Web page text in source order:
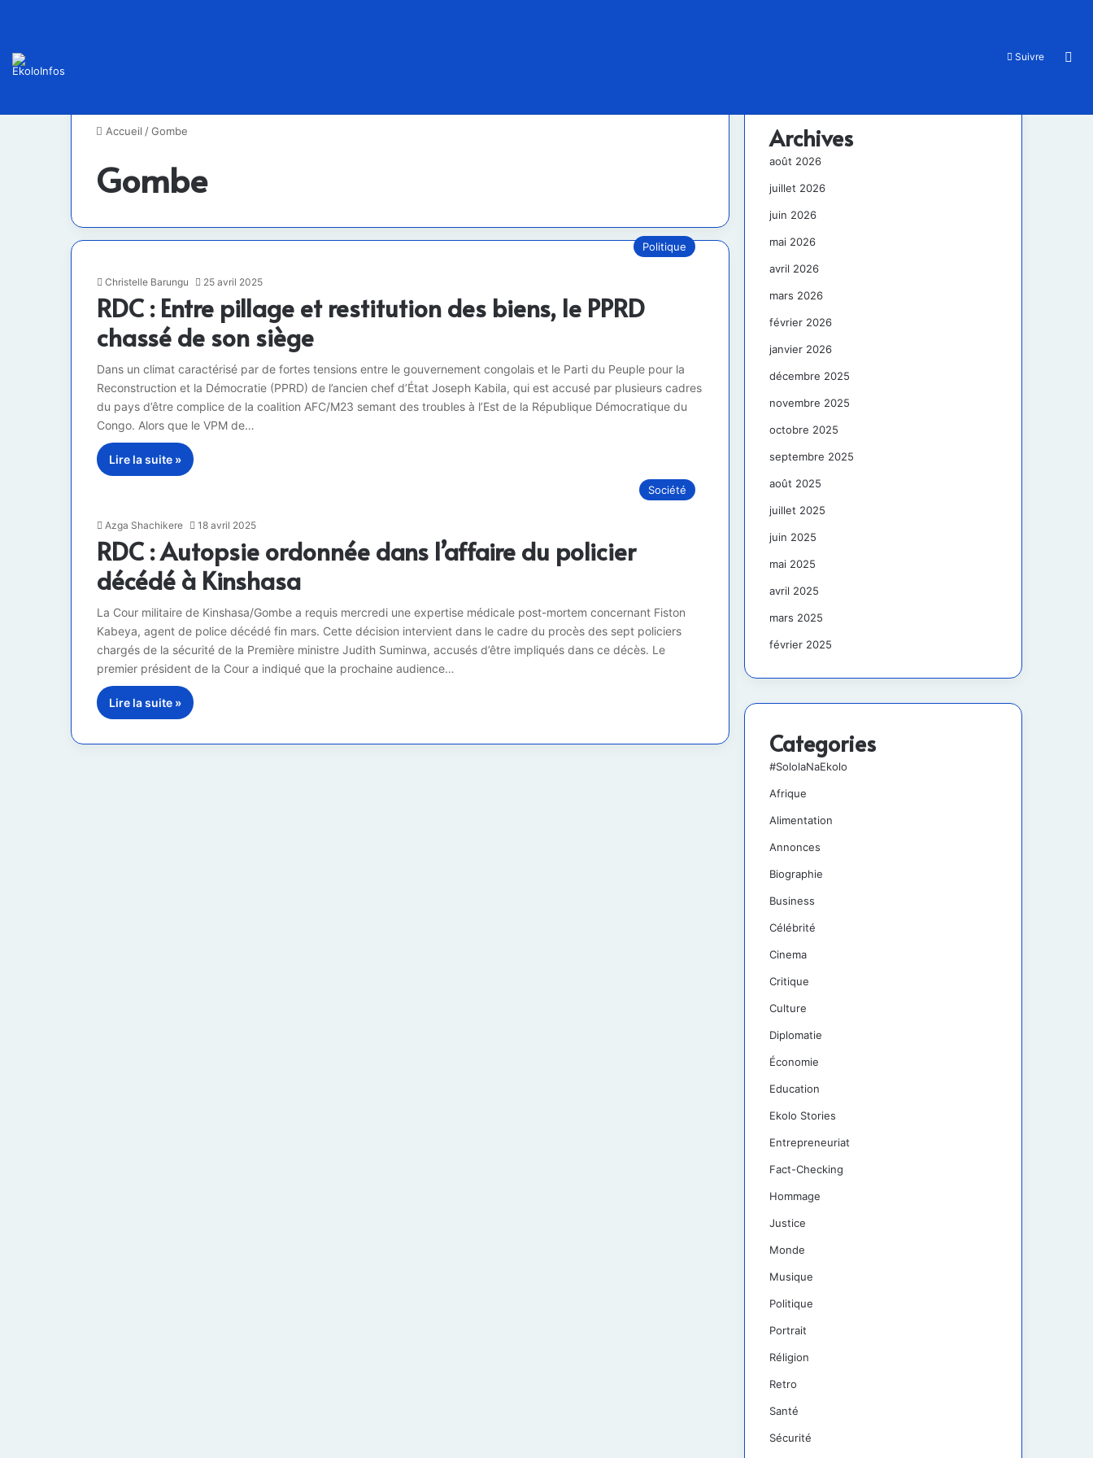
Suivre
Accueil /Gombe
Gombe
Politique
Christelle Barungu 25 avril 2025
RDC : Entre pillage et restitution des biens, le PPRD
chassé de son siège
Dans un climat caractérisé par de fortes tensions entre le gouvernement congolais et le Parti du Peuple pour la
Reconstruction et la Démocratie (PPRD) de l’ancien chef d’État Joseph Kabila, qui est accusé par plusieurs cadres
du pays d’être complice de la coalition AFC/M23 semant des troubles à l’Est de la République Démocratique du
Congo. Alors que le VPM de…
Lire la suite »
Société
Azga Shachikere 18 avril 2025
RDC : Autopsie ordonnée dans l’affaire du policier
décédé à Kinshasa
La Cour militaire de Kinshasa/Gombe a requis mercredi une expertise médicale post-mortem concernant Fiston
Kabeya, agent de police décédé fin mars. Cette décision intervient dans le cadre du procès des sept policiers
chargés de la sécurité de la Première ministre Judith Suminwa, accusés d’être impliqués dans ce décès. Le
premier président de la Cour a indiqué que la prochaine audience…
Lire la suite »
Archives
août 2026
juillet 2026
juin 2026
mai 2026
avril 2026
mars 2026
février 2026
janvier 2026
décembre 2025
novembre 2025
octobre 2025
septembre 2025
août 2025
juillet 2025
juin 2025
mai 2025
avril 2025
mars 2025
février 2025
Categories
#SololaNaEkolo
Afrique
Alimentation
Annonces
Biographie
Business
Célébrité
Cinema
Critique
Culture
Diplomatie
Économie
Education
Ekolo Stories
Entrepreneuriat
Fact-Checking
Hommage
Justice
Monde
Musique
Politique
Portrait
Réligion
Retro
Santé
Sécurité